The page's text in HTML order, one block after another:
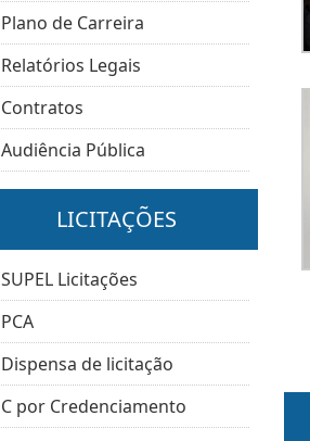
Plano de Carreira
Relatórios Legais
Contratos
Audiência Pública
LICITAÇÕES
SUPEL Licitações
PCA
Dispensa de licitação
C por Credenciamento